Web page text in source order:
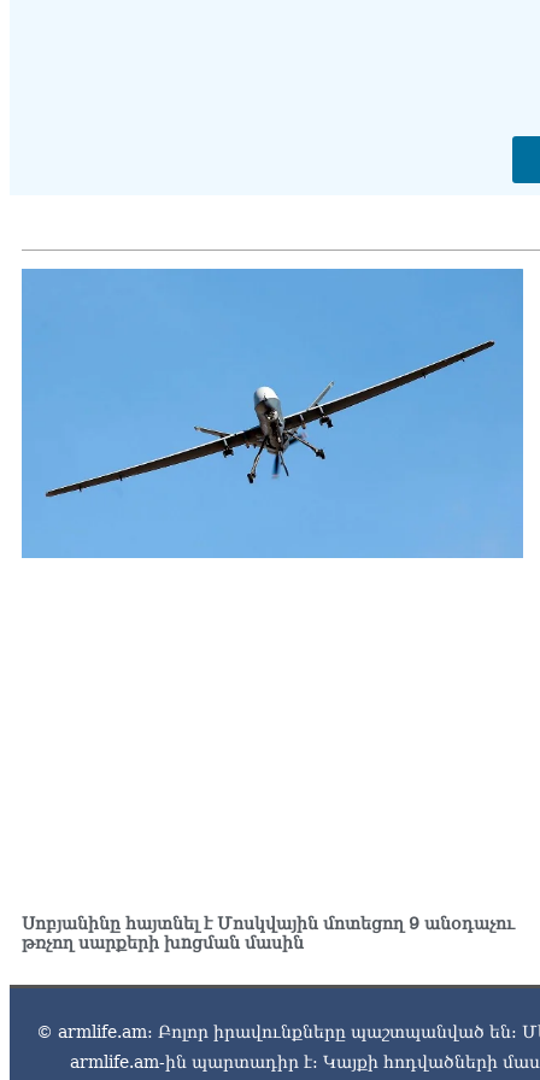
Սոբյանինը հայտնել է Մոսկվային մոտեցող 9 անօդաչու
թռչող սարքերի խnցման մասին
© armlife.am: Բոլոր իրավունքները պաշտպանված են:
armlife.am-ին պարտադիր է: Կայքի հոդվածների